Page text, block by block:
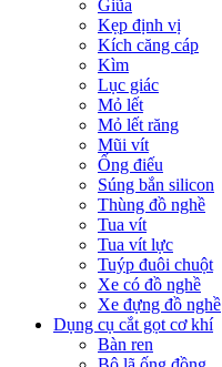
Giũa
Kẹp định vị
Kích căng cáp
Kìm
Lục giác
Mỏ lết
Mỏ lết răng
Mũi vít
Ống điếu
Súng bắn silicon
Thùng đồ nghề
Tua vít
Tua vít lực
Tuýp đuôi chuột
Xe có đồ nghề
Xe đựng đồ nghề
Dụng cụ cắt gọt cơ khí
Bàn ren